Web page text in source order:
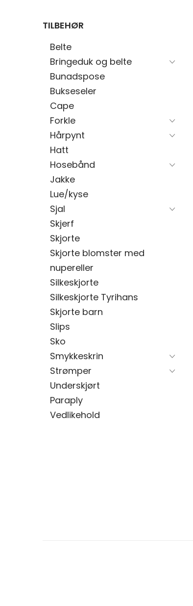
TILBEHØR
Belte
Bringeduk og belte
Bunadspose
Bukseseler
Cape
Forkle
Hårpynt
Hatt
Hosebånd
Jakke
Lue/kyse
Sjal
Skjerf
Skjorte
Skjorte blomster med
nupereller
Silkeskjorte
Silkeskjorte Tyrihans
Skjorte barn
Slips
Sko
Smykkeskrin
Strømper
Underskjørt
Paraply
Vedlikehold